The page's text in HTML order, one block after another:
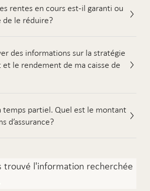
rentes en cours est-il garanti ou
de le réduire?
des informations sur la stratégie
et le rendement de ma caisse de
temps partiel. Quel est le montant
d’assurance?
trouvé l'information recherchée